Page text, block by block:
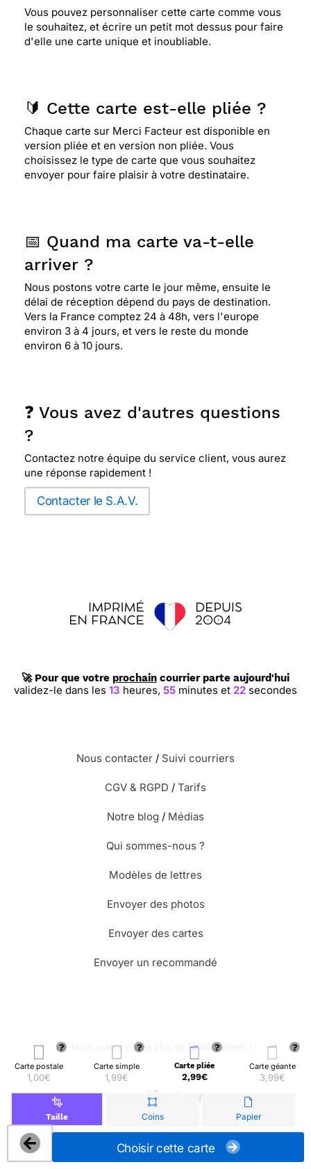
Carte postale
1,00€
Carte simple
1,99€
Carte pliée
2,99€
Carte géante
3,99€
Taille Coins Papier
Choisir cette carte
Vous pouvez personnaliser cette carte comme vous
le souhaitez, et écrire un petit mot dessus pour faire
d'elle une carte unique et inoubliable.
🔰 Cette carte est-elle pliée ?
Chaque carte sur Merci Facteur est disponible en
version pliée et en version non pliée. Vous
choisissez le type de carte que vous souhaitez
envoyer pour faire plaisir à votre destinataire.
📅 Quand ma carte va-t-elle
arriver ?
Nous postons votre carte le jour même, ensuite le
délai de réception dépend du pays de destination.
Vers la France comptez 24 à 48h, vers l'europe
environ 3 à 4 jours, et vers le reste du monde
environ 6 à 10 jours.
❓ Vous avez d'autres questions
?
Contactez notre équipe du service client, vous aurez
une réponse rapidement !
Contacter le S.A.V.
🚀 Pour que votre prochain courrier parte aujourd'hui
validez-le dans les13 heures,55 minutes et21secondes
Nous contacter / Suivi courriers
CGV & RGPD / Tarifs
Notre blog / Médias
Qui sommes-nous ?
Modèles de lettres
Envoyer des photos
Envoyer des cartes
Envoyer un recommandé
🌳 Nous avons planté plus de 13.000 arbres !
© Merci Facteur